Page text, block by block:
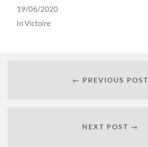
19/06/2020
InVictoire
← PREVIOUS POST
NEXT POST →